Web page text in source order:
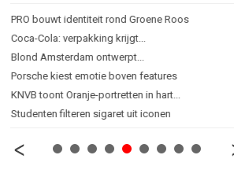
PRO bouwt identiteit rond Groene Roos
Coca-Cola: verpakking krijgt...
Blond Amsterdam ontwerpt...
Porsche kiest emotie boven features
KNVB toont Oranje-portretten in hart...
Studenten filteren sigaret uit iconen